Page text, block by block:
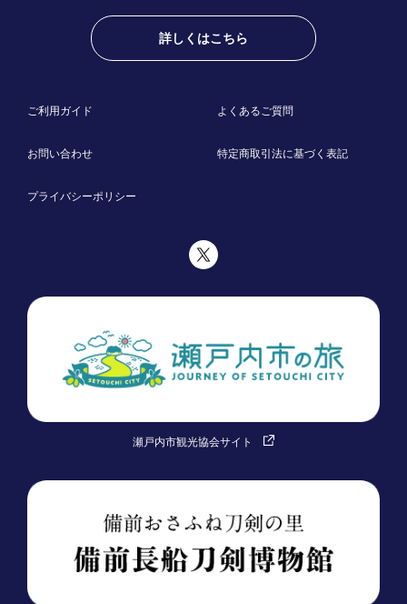
詳しくはこちら
ご利用ガイド よくあるご質問
お問い合わせ 特定商取引法に基づく表記
プライバシーポリシー
瀬戸内市観光協会サイト